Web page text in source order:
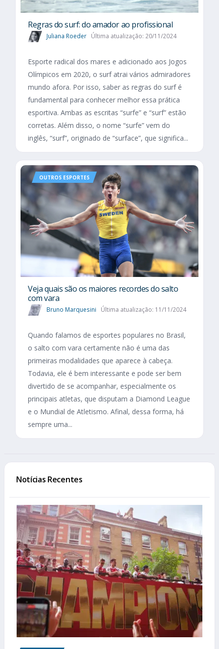
Regras do surf: do amador ao profissional
Juliana Roeder Última atualização: 20/11/2024
Esporte radical dos mares e adicionado aos Jogos
Olímpicos em 2020, o surf atrai vários admiradores
mundo afora. Por isso, saber as regras do surf é
fundamental para conhecer melhor essa prática
esportiva. Ambas as escritas “surfe” e “surf” estão
corretas. Além disso, o nome “surfe” vem do
inglês, “surf”, originado de “surface”, que significa...
OUTROS ESPORTES
Veja quais são os maiores recordes do salto
com vara
Bruno Marquesini Última atualização: 11/11/2024
Quando falamos de esportes populares no Brasil,
o salto com vara certamente não é uma das
primeiras modalidades que aparece à cabeça.
Todavia, ele é bem interessante e pode ser bem
divertido de se acompanhar, especialmente os
principais atletas, que disputam a Diamond League
e o Mundial de Atletismo. Afinal, dessa forma, há
sempre uma...
Notícias Recentes